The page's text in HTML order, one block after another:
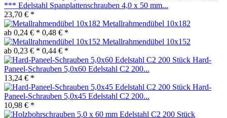
*** Edelstahl Spanplattenschrauben 4,0 x 50 mm...
23,70 € *
Metallrahmendübel 10x182
ab 0,24 € * 0,48 € *
Metallrahmendübel 10x152
ab 0,23 € * 0,44 € *
Hard-
Paneel-Schrauben 5,0x60 Edelstahl C2 200...
13,24 € *
Hard-
Paneel-Schrauben 5,0x45 Edelstahl C2 200...
10,98 € *